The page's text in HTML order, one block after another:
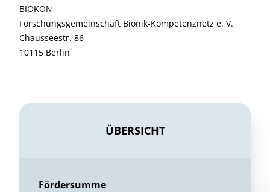
BIOKON
Forschungsgemeinschaft Bionik-Kompetenznetz e. V.
Chausseestr. 86
10115 Berlin
ÜBERSICHT
Fördersumme